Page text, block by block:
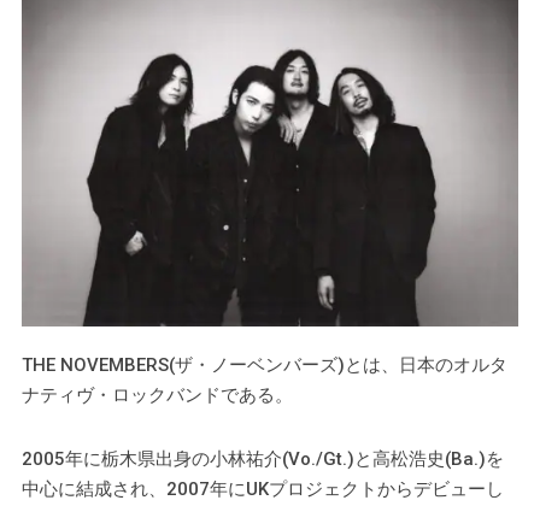
THE NOVEMBERS(ザ・ノーベンバーズ)とは、日本のオルタ
ナティヴ・ロックバンドである。
2005年に栃木県出身の小林祐介(Vo./Gt.)と高松浩史(Ba.)を
中心に結成され、2007年にUKプロジェクトからデビューし